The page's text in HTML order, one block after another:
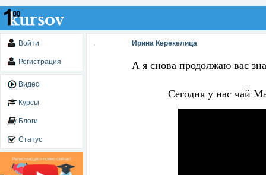
Войти
Регистрация
Видео
Курсы
Блоги
Статус
Ирина Керекелица
А я снова продолжаю вас
Сегодня у нас чай